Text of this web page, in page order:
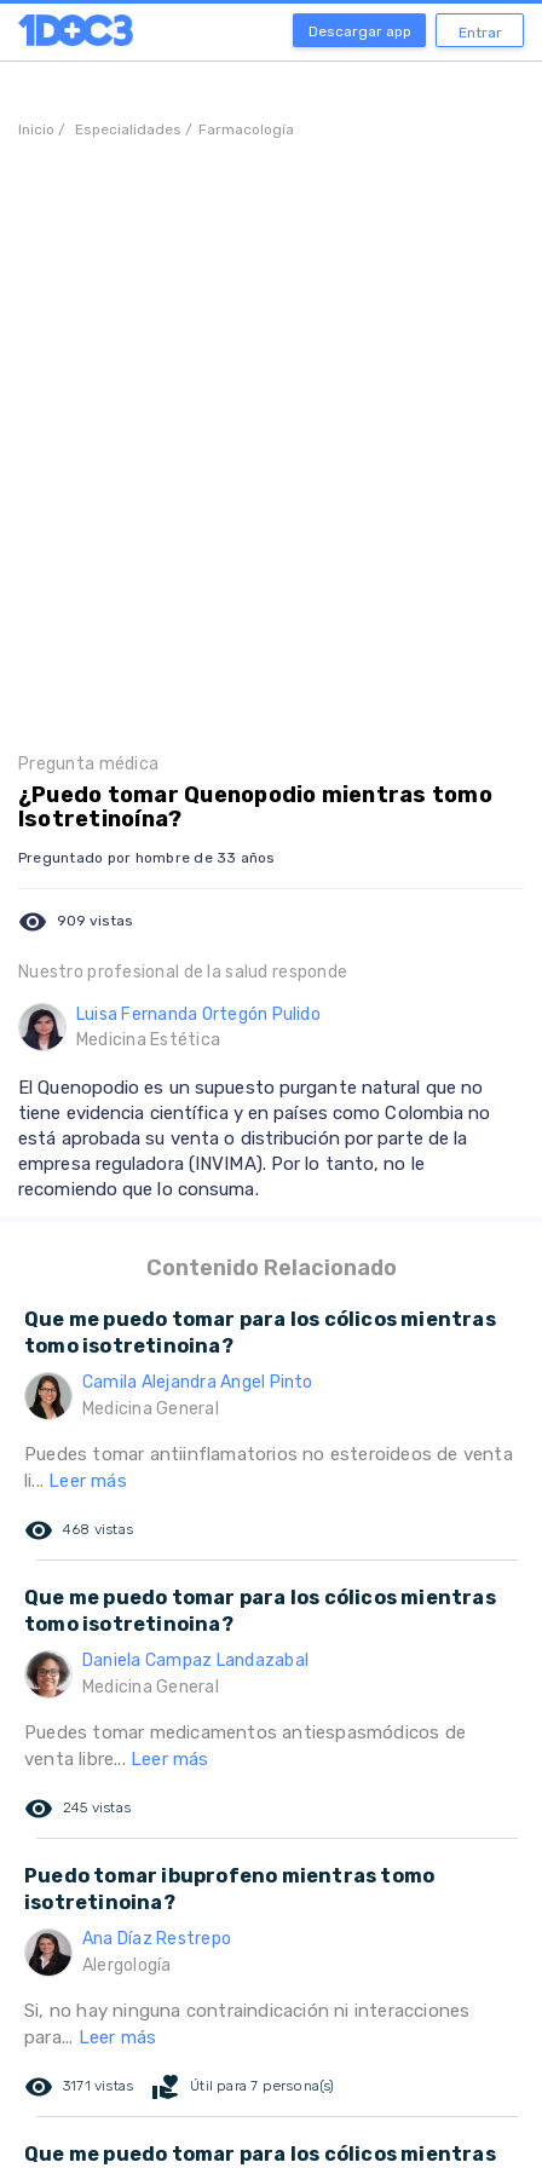
Descargar app Entrar
Inicio / Especialidades / Farmacología
Pregunta médica
¿Puedo tomar Quenopodio mientras tomo
Isotretinoína?
Preguntado por hombre de 33 años
visibility 909 vistas
Nuestro profesional de la salud responde
Luisa Fernanda Ortegón Pulido
Medicina Estética
El Quenopodio es un supuesto purgante natural que no
tiene evidencia científica y en países como Colombia no
está aprobada su venta o distribución por parte de la
empresa reguladora (INVIMA). Por lo tanto, no le
recomiendo que lo consuma.
Contenido Relacionado
Que me puedo tomar para los cólicos mientras
tomo isotretinoina?
Camila Alejandra Angel Pinto
Medicina General
Puedes tomar antiinflamatorios no esteroideos de venta
li... Leer más
remove_red_eye 468 vistas
Que me puedo tomar para los cólicos mientras
tomo isotretinoina?
Daniela Campaz Landazabal
Medicina General
Puedes tomar medicamentos antiespasmódicos de
venta libre... Leer más
remove_red_eye 245 vistas
Puedo tomar ibuprofeno mientras tomo
isotretinoina?
Ana Díaz Restrepo
Alergología
Si, no hay ninguna contraindicación ni interacciones
para... Leer más
remove_red_eye 3171 vistas volunteer_activism Útil para 7 persona(s)
Que me puedo tomar para los cólicos mientras